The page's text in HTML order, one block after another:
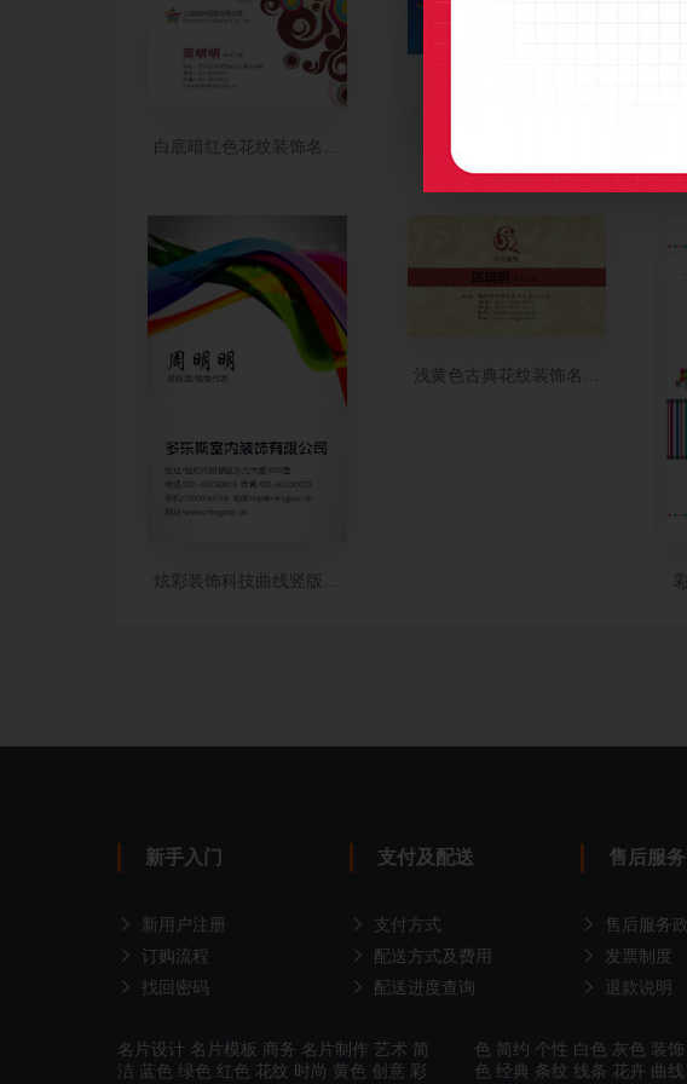
白底暗红色花纹装饰名片设计
炫彩装饰科技曲线竖版名片制作
浅黄色古典花纹装饰名片制作
新手入门
新用户注册
订购流程
找回密码
支付及配送
支付方式
配送方式及费用
配送进度查询
售后服务
售后服务
发票制度
退款说明
名片设计 名片模板 商务 名片制作 艺术 简
洁 蓝色 绿色 红色 花纹 时尚 黄色 创意 彩
色 简约 个性 白色 灰色 装饰
色 经典 条纹 线条 花卉 曲线